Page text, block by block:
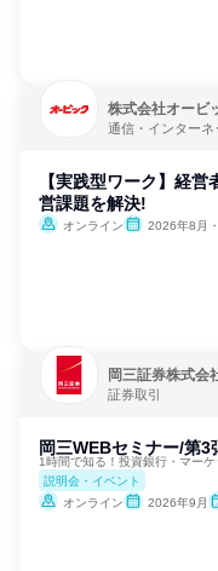
株式会社オービ
通信・インター
【実践型ワーク】経
営課題を解決!
オンライン 2026年8月
岡三証券株式会
証券取引
岡三WEBセミナー/第
1時間で知る！投資銀行・マー
説明会・イベント
オンライン
2026年9月